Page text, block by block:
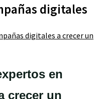
digitales
en
crecer un